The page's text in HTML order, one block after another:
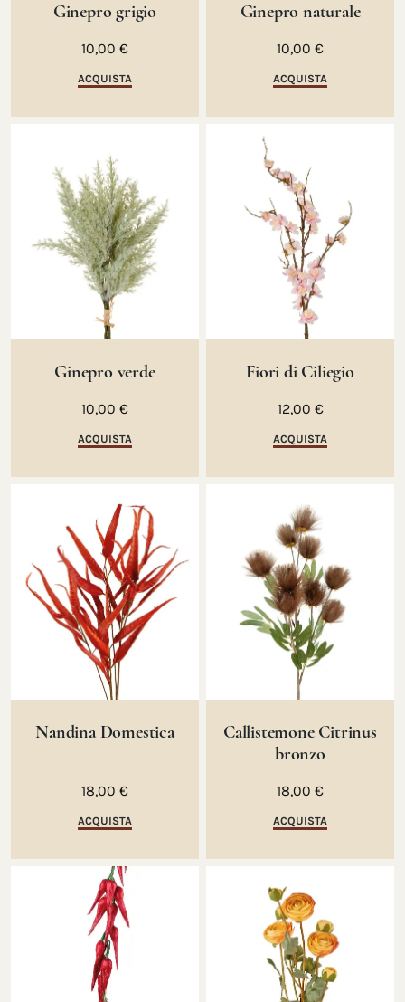
Ginepro grigio
10,00 €
ACQUISTA
Ginepro naturale
10,00 €
ACQUISTA
Ginepro verde
10,00 €
ACQUISTA
Fiori di Ciliegio
12,00 €
ACQUISTA
Nandina Domestica
18,00 €
ACQUISTA
Callistemone Citrinus
bronzo
18,00 €
ACQUISTA